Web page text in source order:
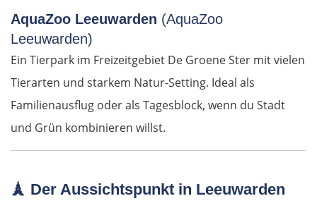
AquaZoo Leeuwarden (AquaZoo
Leeuwarden)
Ein Tierpark im Freizeitgebiet De Groene Ster mit vielen
Tierarten und starkem Natur-Setting. Ideal als
Familienausflug oder als Tagesblock, wenn du Stadt
und Grün kombinieren willst.
🗼 Der Aussichtspunkt in Leeuwarden
Craiova
Târgu Jiu
Diemrich